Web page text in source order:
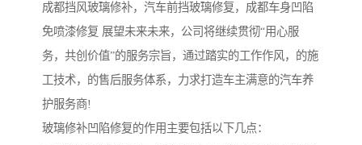
成都挡风玻璃修补，汽车前挡玻璃修复，成都车身凹陷
免喷漆修复 展望未来未来，公司将继续贯彻“用心服
务，共创价值”的服务宗旨，通过踏实的工作作风，的施
工技术，的售后服务体系，力求打造车主满意的汽车养
护服务商!
玻璃修补凹陷修复的作用主要包括以下几点：